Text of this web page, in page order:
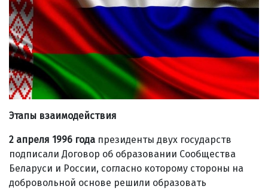
Этапы взаимодействия
2 апреля 1996 года президенты двух государств
подписали Договор об образовании Сообщества
Беларуси и России, согласно которому стороны на
добровольной основе решили образовать